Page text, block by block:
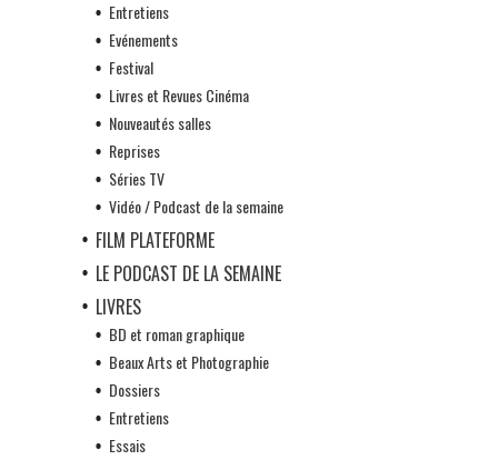
Entretiens
Evénements
Festival
Livres et Revues Cinéma
Nouveautés salles
Reprises
Séries TV
Vidéo / Podcast de la semaine
FILM PLATEFORME
LE PODCAST DE LA SEMAINE
LIVRES
BD et roman graphique
Beaux Arts et Photographie
Dossiers
Entretiens
Essais